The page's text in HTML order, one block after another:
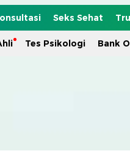
Seks Sehat
Tes Psikologi Bank